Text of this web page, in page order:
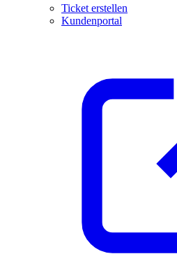
Ticket erstellen
Kundenportal